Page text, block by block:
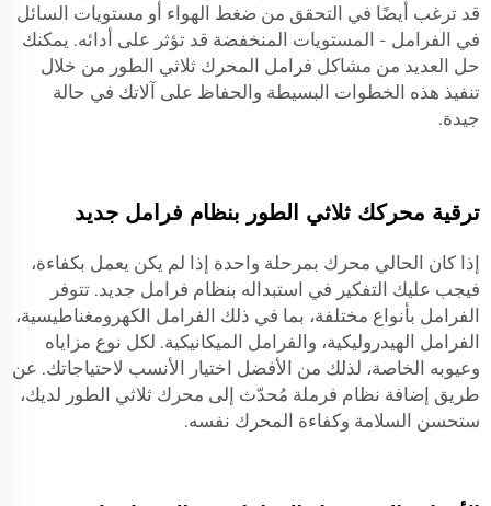
قد ترغب أيضًا في التحقق من ضغط الهواء أو مستويات السائل
في الفرامل - المستويات المنخفضة قد تؤثر على أدائه. يمكنك
حل العديد من مشاكل فرامل المحرك ثلاثي الطور من خلال
تنفيذ هذه الخطوات البسيطة والحفاظ على آلاتك في حالة
جيدة.
ترقية محركك ثلاثي الطور بنظام فرامل جديد
إذا كان الحالي محرك بمرحلة واحدة إذا لم يكن يعمل بكفاءة،
فيجب عليك التفكير في استبداله بنظام فرامل جديد. تتوفر
الفرامل بأنواع مختلفة، بما في ذلك الفرامل الكهرومغناطيسية،
الفرامل الهيدروليكية، والفرامل الميكانيكية. لكل نوع مزاياه
وعيوبه الخاصة، لذلك من الأفضل اختيار الأنسب لاحتياجاتك. عن
طريق إضافة نظام فرملة مُحدّث إلى محرك ثلاثي الطور لديك،
ستحسن السلامة وكفاءة المحرك نفسه.